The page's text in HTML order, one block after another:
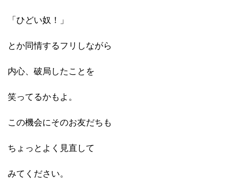
「ひどい奴！」
とか同情するフリしながら
内心、破局したことを
笑ってるかもよ。
この機会にそのお友だちも
ちょっとよく見直して
みてください。